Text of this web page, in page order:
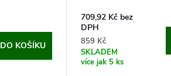
DO KOŠÍKU
709,92 Kč bez
DPH
859 Kč
SKLADEM
více jak 5 ks